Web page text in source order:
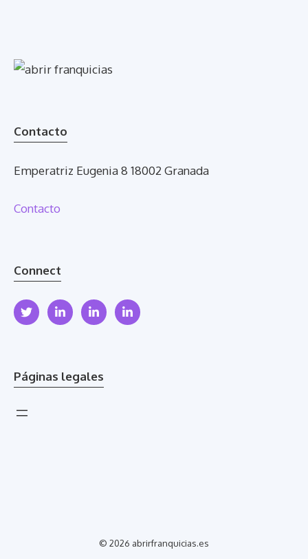
Contacto
Emperatriz Eugenia 8 18002 Granada
Contacto
Connect
Páginas legales
© 2026 abrirfranquicias.es